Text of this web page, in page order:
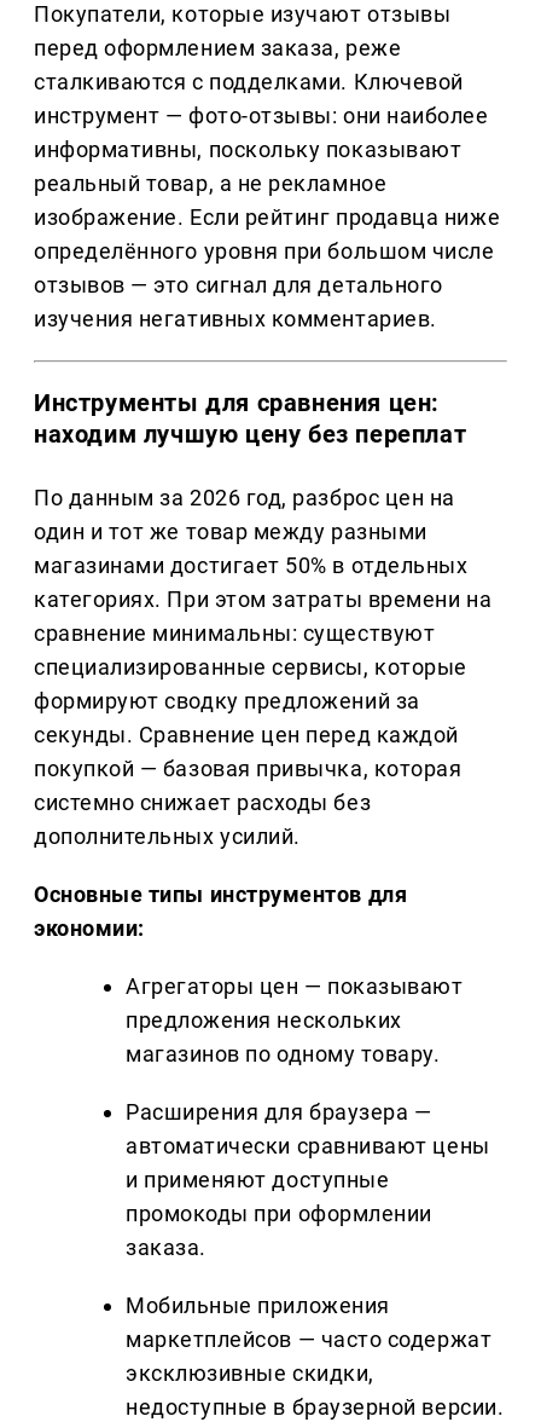
Покупатели, которые изучают отзывы
перед оформлением заказа, реже
сталкиваются с подделками. Ключевой
инструмент — фото-отзывы: они наиболее
информативны, поскольку показывают
реальный товар, а не рекламное
изображение. Если рейтинг продавца ниже
определённого уровня при большом числе
отзывов — это сигнал для детального
изучения негативных комментариев.
Инструменты для сравнения цен:
находим лучшую цену без переплат
По данным за 2026 год, разброс цен на
один и тот же товар между разными
магазинами достигает 50% в отдельных
категориях. При этом затраты времени на
сравнение минимальны: существуют
специализированные сервисы, которые
формируют сводку предложений за
секунды. Сравнение цен перед каждой
покупкой — базовая привычка, которая
системно снижает расходы без
дополнительных усилий.
Основные типы инструментов для
экономии:
Агрегаторы цен — показывают
предложения нескольких
магазинов по одному товару.
Расширения для браузера —
автоматически сравнивают цены
и применяют доступные
промокоды при оформлении
заказа.
Мобильные приложения
маркетплейсов — часто содержат
эксклюзивные скидки,
недоступные в браузерной версии.